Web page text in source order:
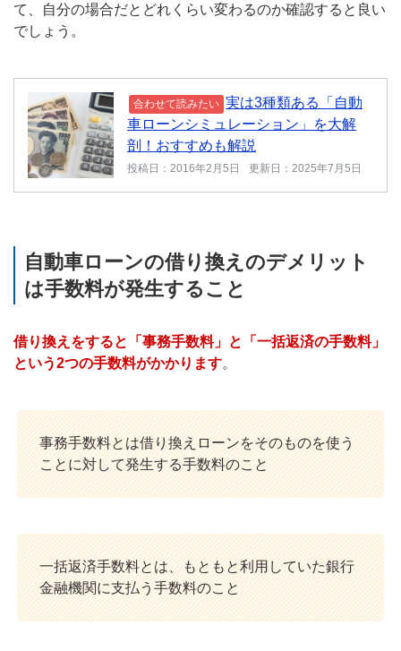
て、自分の場合だとどれくらい変わるのか確認すると良い
でしょう。
合わせて読みたい 実は3種類ある「自動
車ローンシミュレーション」を大解
剖！おすすめも解説
投稿日：2016年2月5日 更新日：2025年7月5日
自動車ローンの借り換えのデメリット
は手数料が発生すること
借り換えをすると「事務手数料」と「一括返済の手数料」
という2つの手数料がかかります。
事務手数料とは借り換えローンをそのものを使う
ことに対して発生する手数料のこと
一括返済手数料とは、もともと利用していた銀行
金融機関に支払う手数料のこと